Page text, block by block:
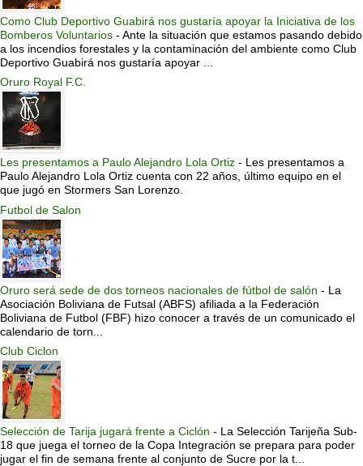
Como Club Deportivo Guabirá nos gustaría apoyar la Iniciativa de los
Bomberos Voluntarios - Ante la situación que estamos pasando debido
a los incendios forestales y la contaminación del ambiente como Club
Deportivo Guabirá nos gustaría apoyar ...
Oruro Royal F.C.
Les presentamos a Paulo Alejandro Lola Ortiz - Les presentamos a
Paulo Alejandro Lola Ortiz cuenta con 22 años, último equipo en el
que jugó en Stormers San Lorenzo.
Futbol de Salon
Oruro será sede de dos torneos nacionales de fútbol de salón - La
Asociación Boliviana de Futsal (ABFS) afiliada a la Federación
Boliviana de Futbol (FBF) hizo conocer a través de un comunicado el
calendario de torn...
Club Ciclon
Selección de Tarija jugará frente a Ciclón - La Selección Tarijeña Sub-
18 que juega el torneo de la Copa Integración se prepara para poder
jugar el fin de semana frente al conjunto de Sucre por la t...